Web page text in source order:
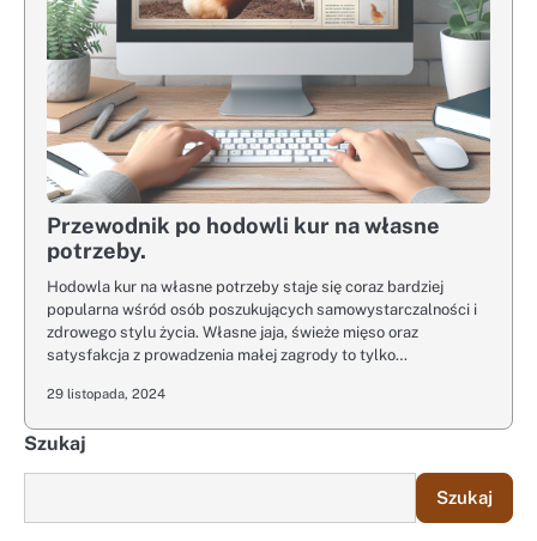
Przewodnik po hodowli kur na własne
potrzeby.
Hodowla kur na własne potrzeby staje się coraz bardziej
popularna wśród osób poszukujących samowystarczalności i
zdrowego stylu życia. Własne jaja, świeże mięso oraz
satysfakcja z prowadzenia małej zagrody to tylko…
29 listopada, 2024
Szukaj
Szukaj